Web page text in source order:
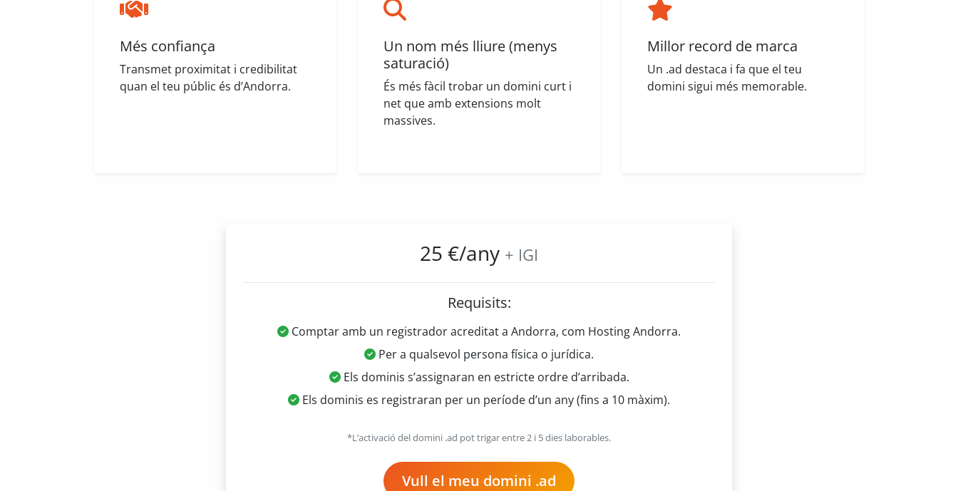
Més confiança
Transmet proximitat i credibilitat
quan el teu públic és d’Andorra.
Un nom més lliure (menys
saturació)
És més fàcil trobar un domini curt i
net que amb extensions molt
massives.
Millor record de marca
Un .ad destaca i fa que el teu
domini sigui més memorable.
25 €/any + IGI
Requisits:
Comptar amb un registrador acreditat a Andorra, com Hosting Andorra.
Per a qualsevol persona física o jurídica.
Els dominis s’assignaran en estricte ordre d’arribada.
Els dominis es registraran per un període d’un any (fins a 10 màxim).
*L’activació del domini .ad pot trigar entre 2 i 5 dies laborables.
Vull el meu domini .ad